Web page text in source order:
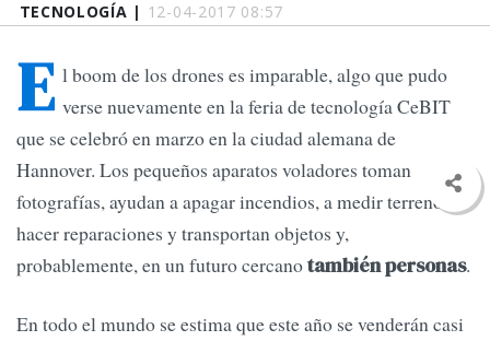
TECNOLOGÍA | 12-04-2017 08:57
E l boom de los drones es imparable, algo que pudo
verse nuevamente en la feria de tecnología CeBIT
que se celebró en marzo en la ciudad alemana de
Hannover. Los pequeños aparatos voladores toman
fotografías, ayudan a apagar incendios, a medir terrenos o
hacer reparaciones y transportan objetos y,
probablemente, en un futuro cercanotambién personas.
En todo el mundo se estima que este año se venderán casi